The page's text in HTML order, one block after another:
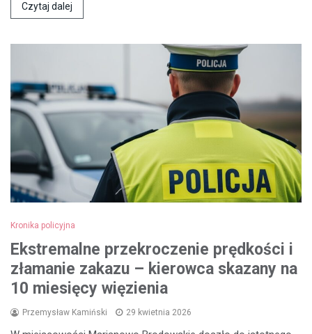
Czytaj dalej
Kronika policyjna
Ekstremalne przekroczenie prędkości i
złamanie zakazu – kierowca skazany na
10 miesięcy więzienia
Przemysław Kamiński 29 kwietnia 2026